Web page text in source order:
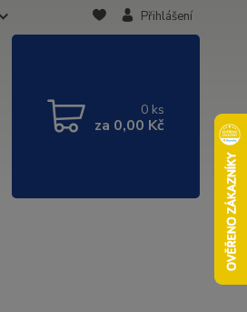
Přihlášení
0 ks
za 0,00 Kč